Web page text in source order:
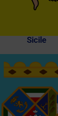
Sicile